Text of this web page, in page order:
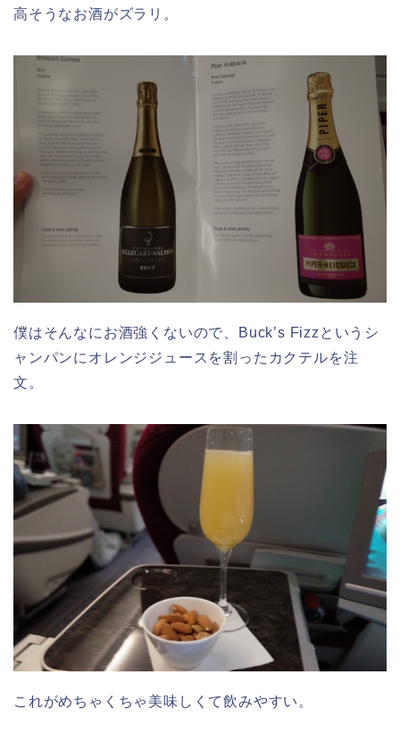
高そうなお酒がズラリ。
僕はそんなにお酒強くないので、Buck’s Fizzというシ
ャンパンにオレンジジュースを割ったカクテルを注
文。
これがめちゃくちゃ美味しくて飲みやすい。